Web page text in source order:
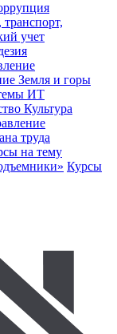
учет
Земля и горы
ИТ
Культура
труда
на тему
Курсы